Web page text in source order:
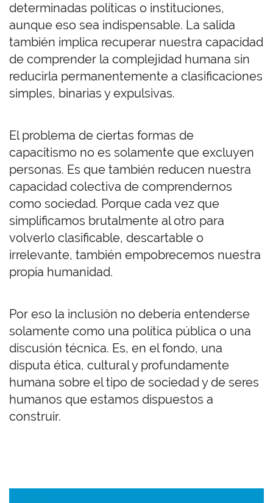
determinadas políticas o instituciones,
aunque eso sea indispensable. La salida
también implica recuperar nuestra capacidad
de comprender la complejidad humana sin
reducirla permanentemente a clasificaciones
simples, binarias y expulsivas.
El problema de ciertas formas de
capacitismo no es solamente que excluyen
personas. Es que también reducen nuestra
capacidad colectiva de comprendernos
como sociedad. Porque cada vez que
simplificamos brutalmente al otro para
volverlo clasificable, descartable o
irrelevante, también empobrecemos nuestra
propia humanidad.
Por eso la inclusión no debería entenderse
solamente como una política pública o una
discusión técnica. Es, en el fondo, una
disputa ética, cultural y profundamente
humana sobre el tipo de sociedad y de seres
humanos que estamos dispuestos a
construir.